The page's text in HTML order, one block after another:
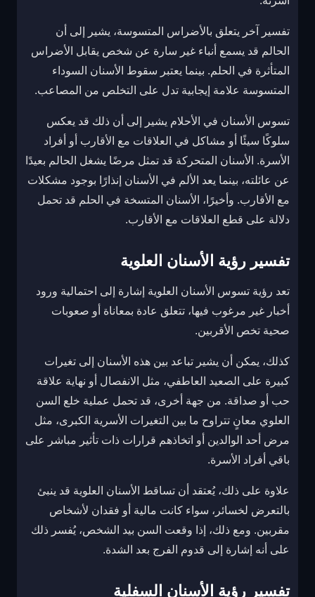
تفسير آخر يتعلق بالأضراس المتسوسة، يشير إلى أن
الحالم قد يسمع أنباء غير سارة عن شخص يقابل الأضراس
المتأثرة في الحلم. بينما يعتبر سقوط الأسنان السوداء
المتسوسة علامة إيجابية تدل على التخلص من المصاعب.
تسوس الأسنان في الأحلام يشير إلى أن ذلك قد يعكس
سلوكًا سيئًا أو مشاكل في العلاقات مع الأقارب أو أفراد
الأسرة. الأسنان المتحركة قد تمثل مرضًا يشغل الحالم بعيدًا
عن عائلته، بينما يعد الألم في الأسنان إنذارًا بوجود مشكلات
مع الأقارب. وأخيرًا، الأسنان المتسخة في الحلم قد تحمل
دلالة على قطع العلاقات مع الأقارب.
تفسير رؤية الأسنان العلوية
تعد رؤية تسوس الأسنان العلوية إشارة إلى احتمالية ورود
أخبار غير مرغوب فيها، تتعلق عادة بمعاناة أو صعوبات
صحية تخص الأقربين.
كذلك، يمكن أن يشير تباعد بين هذه الأسنان إلى تغيرات
كبيرة على الصعيد العاطفي، مثل الانفصال أو نهاية علاقة
حب أو صداقة. من جهة أخرى، قد تحمل عملية خلع السن
العلوي معانٍ تتراوح ما بين التغيرات الأسرية الكبرى، مثل
مرض أحد الوالدين أو اتخاذهم قرارات ذات تأثير مباشر على
باقي أفراد الأسرة.
علاوة على ذلك، يُعتقد أن تساقط الأسنان العلوية قد ينبئ
بالتعرض لخسائر، سواء كانت مالية أو فقدان لأشخاص
مقربين. ومع ذلك، إذا وقعت السن بيد الشخص، يُفسر ذلك
على أنه إشارة إلى قدوم الفرج بعد الشدة.
تفسير رؤية الأسنان السفلية